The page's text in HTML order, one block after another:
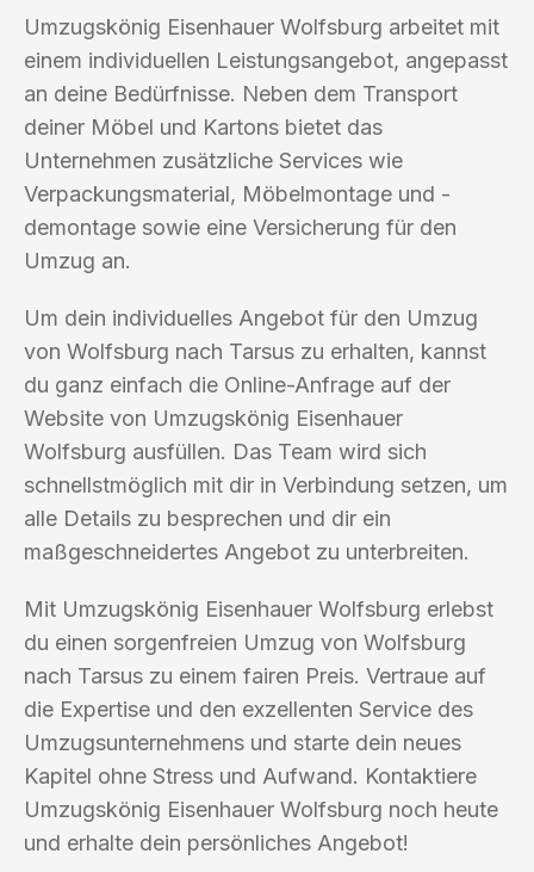
Umzugskönig Eisenhauer Wolfsburg arbeitet mit
einem individuellen Leistungsangebot, angepasst
an deine Bedürfnisse. Neben dem Transport
deiner Möbel und Kartons bietet das
Unternehmen zusätzliche Services wie
Verpackungsmaterial, Möbelmontage und -
demontage sowie eine Versicherung für den
Umzug an.
Um dein individuelles Angebot für den Umzug
von Wolfsburg nach Tarsus zu erhalten, kannst
du ganz einfach die Online-Anfrage auf der
Website von Umzugskönig Eisenhauer
Wolfsburg ausfüllen. Das Team wird sich
schnellstmöglich mit dir in Verbindung setzen, um
alle Details zu besprechen und dir ein
maßgeschneidertes Angebot zu unterbreiten.
Mit Umzugskönig Eisenhauer Wolfsburg erlebst
du einen sorgenfreien Umzug von Wolfsburg
nach Tarsus zu einem fairen Preis. Vertraue auf
die Expertise und den exzellenten Service des
Umzugsunternehmens und starte dein neues
Kapitel ohne Stress und Aufwand. Kontaktiere
Umzugskönig Eisenhauer Wolfsburg noch heute
und erhalte dein persönliches Angebot!